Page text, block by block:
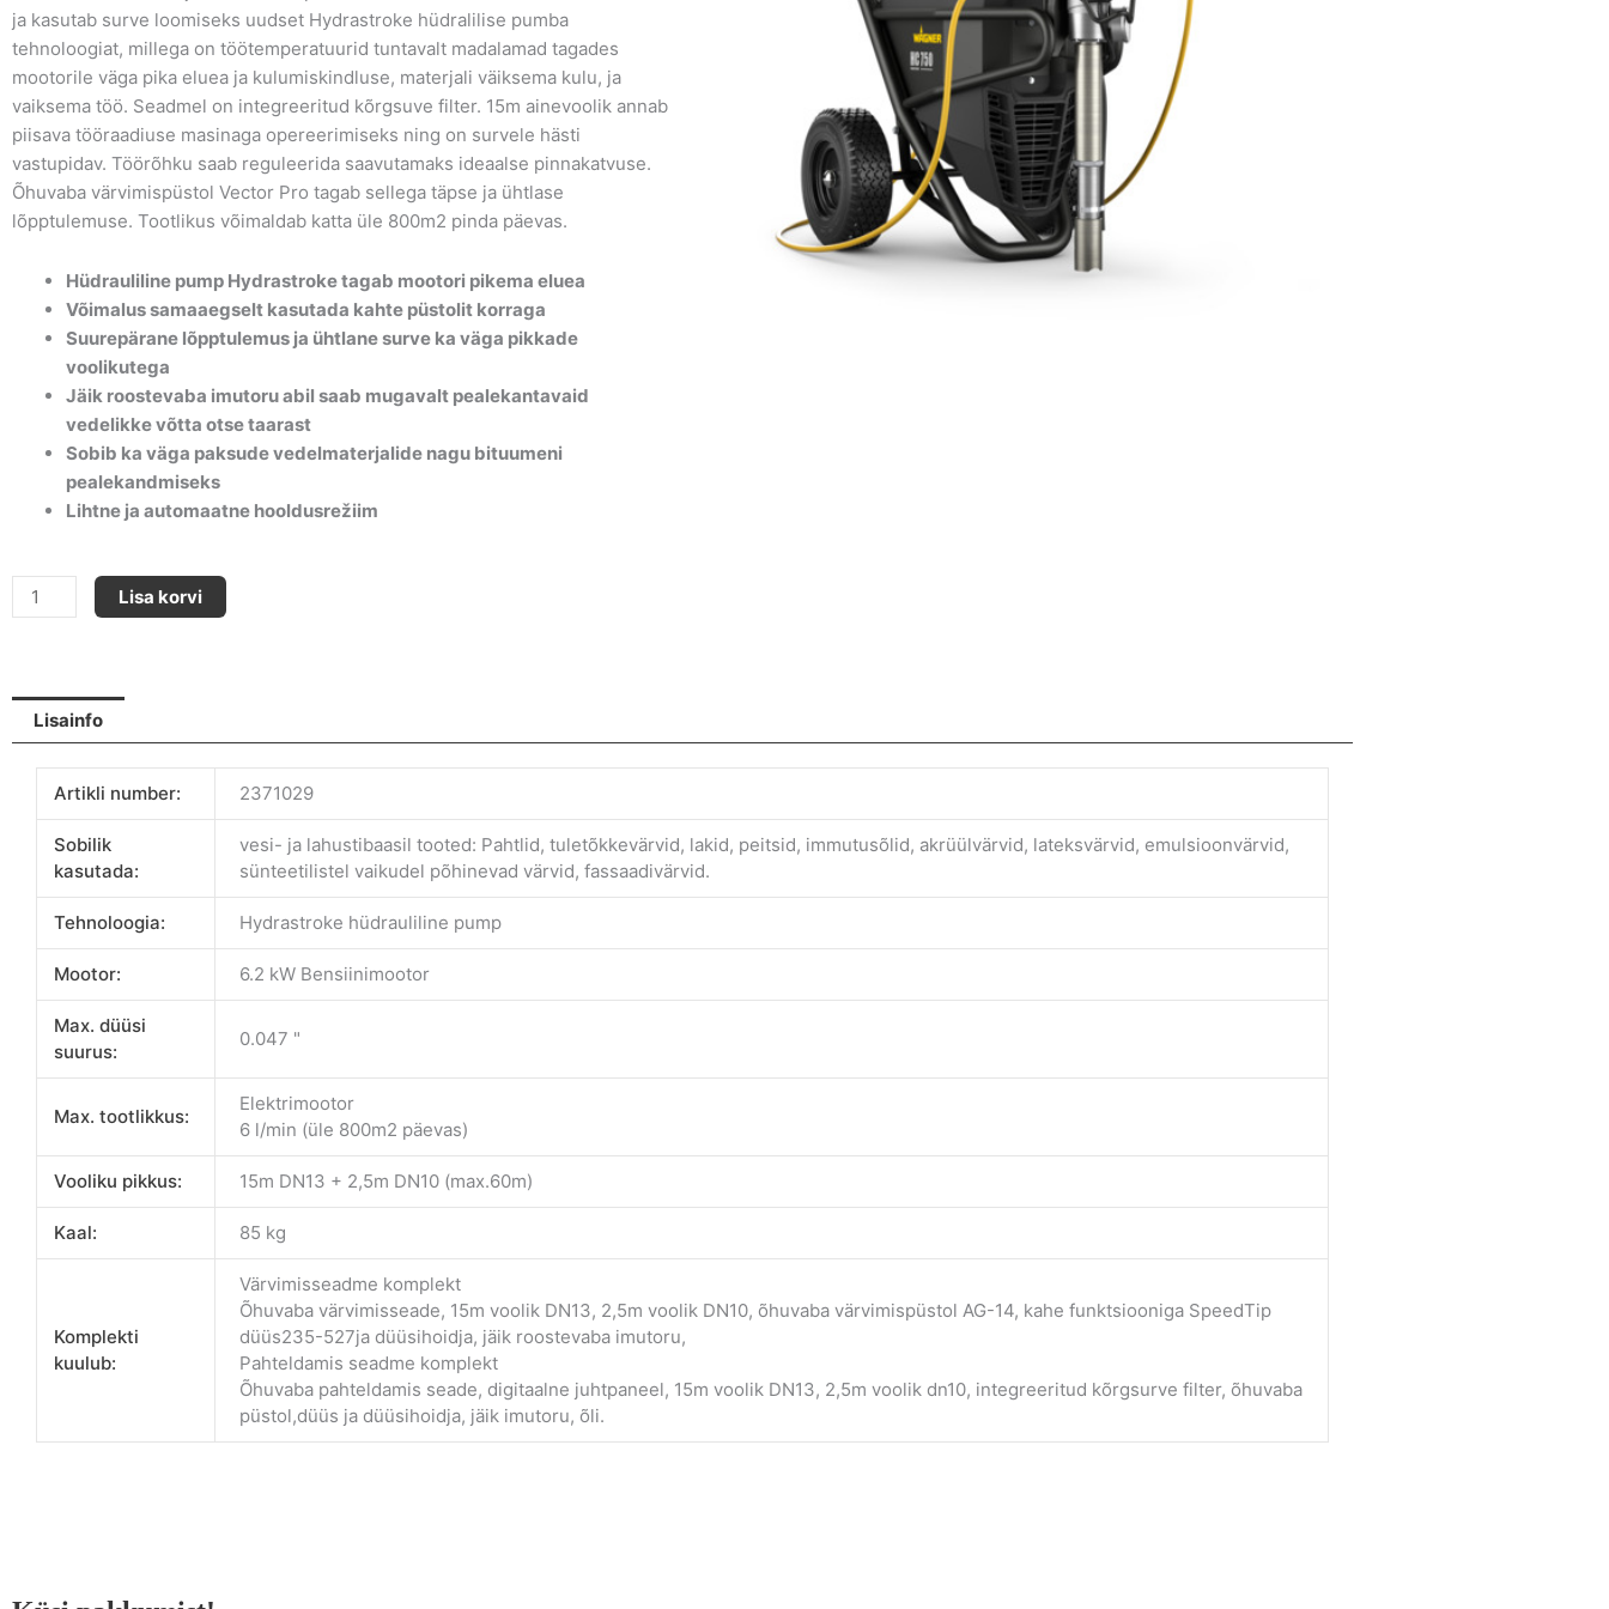
ja kasutab surve loomiseks uudset Hydrastroke hüdralilise pumba
tehnoloogiat, millega on töötemperatuurid tuntavalt madalamad tagades
mootorile väga pika eluea ja kulumiskindluse, materjali väiksema kulu, ja
vaiksema töö. Seadmel on integreeritud kõrgsuve filter. 15m ainevoolik annab
piisava tööraadiuse masinaga opereerimiseks ning on survele hästi
vastupidav. Töörõhku saab reguleerida saavutamaks ideaalse pinnakatvuse.
Õhuvaba värvimispüstol Vector Pro tagab sellega täpse ja ühtlase
lõpptulemuse. Tootlikus võimaldab katta üle 800m2 pinda päevas.
Hüdrauliline pump Hydrastroke tagab mootori pikema eluea
Võimalus samaaegselt kasutada kahte püstolit korraga
Suurepärane lõpptulemus ja ühtlane surve ka väga pikkade
voolikutega
Jäik roostevaba imutoru abil saab mugavalt pealekantavaid
vedelikke võtta otse taarast
Sobib ka väga paksude vedelmaterjalide nagu bituumeni
pealekandmiseks
Lihtne ja automaatne hooldusrežiim
HeavyCoat
HC-
kogus
Lisa korvi
Lisainfo
Artikli number: 2371029
Sobilik
kasutada:
vesi- ja lahustibaasil tooted: Pahtlid, tuletõkkevärvid, lakid, peitsid, immutusõlid, akrüülvärvid, lateksvärvid, emulsioonvärvid,
sünteetilistel vaikudel põhinevad värvid, fassaadivärvid.
Tehnoloogia: Hydrastroke hüdrauliline pump
Mootor: 6.2 kW Bensiinimootor
Max. düüsi
suurus:
0.047 "
Max. tootlikkus:
Elektrimootor
6 l/min (üle 800m2 päevas)
Vooliku pikkus: 15m DN13 + 2,5m DN10 (max.60m)
Kaal: 85 kg
Komplekti
kuulub:
Värvimisseadme komplekt
Õhuvaba värvimisseade, 15m voolik DN13, 2,5m voolik DN10, õhuvaba värvimispüstol AG-14, kahe funktsiooniga SpeedTip
düüs235-527ja düüsihoidja, jäik roostevaba imutoru,
Pahteldamis seadme komplekt
Õhuvaba pahteldamis seade, digitaalne juhtpaneel, 15m voolik DN13, 2,5m voolik dn10, integreeritud kõrgsurve filter, õhuvaba
püstol,düüs ja düüsihoidja, jäik imutoru, õli.